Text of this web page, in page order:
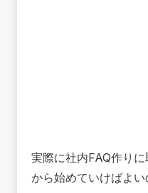
実際に社内FAQ作り
から始めていけばよい